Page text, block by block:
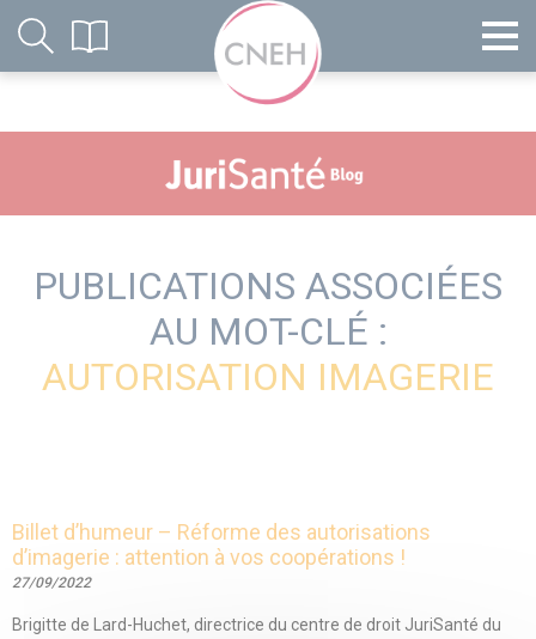
PUBLICATIONS ASSOCIÉES
AU MOT-CLÉ :
AUTORISATION IMAGERIE
Billet d’humeur – Réforme des autorisations
d’imagerie : attention à vos coopérations !
27/09/2022
Brigitte de Lard-Huchet, directrice du centre de droit JuriSanté du